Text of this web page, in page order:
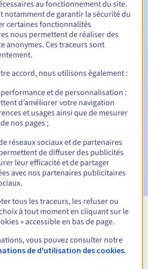
30 jours
:
:60, 30, 15, 7 et 3 jours avant la
pour notification de la
Grace Periodpour
du nom de domaine
les extensions
sur le .chambagri.fr
au fonctionnement du site.
notamment de garantir la sécurité du
certaines fonctionnalités
nous permettent de réaliser des
anonymes. Ces traceurs sont
accord, nous utilisons également :
et de personnalisation :
d’améliorer votre navigation
et usages ainsi que de mesurer
nos pages ;
réseaux sociaux et de partenaires
de diffuser des publicités
leur efficacité et de partager
avec nos partenaires publicitaires
tous les traceurs, les refuser ou
à tout moment en cliquant sur le
» accessible en bas de page.
vous pouvez consulter notre
de d'utilisation des cookies.